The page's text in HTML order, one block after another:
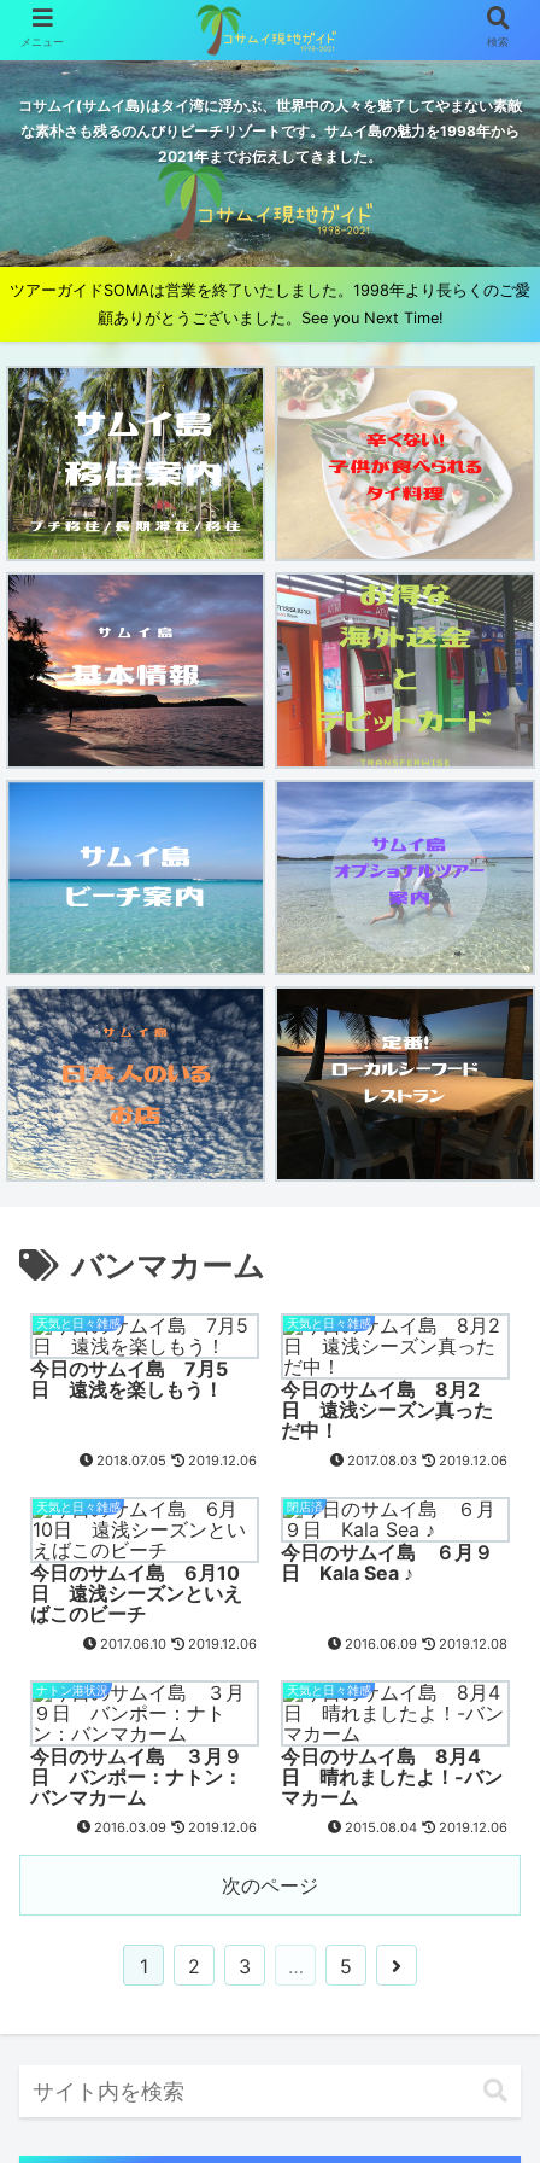
コサムイ(サムイ島)はタイ湾に浮かぶ、世界中の人々を魅了してやまない素敵
な素朴さも残るのんびりビーチリゾートです。サムイ島の魅力を1998年から
2021年までお伝えしてきました。
ツアーガイドSOMAは営業を終了いたしました。1998年より長らくのご愛
顧ありがとうございました。See you Next Time!
バンマカーム
天気と日々雑感
今日のサムイ島 7月5
日 遠浅を楽しもう！
2018.07.05 2019.12.06
天気と日々雑感
今日のサムイ島 8月2
日 遠浅シーズン真った
だ中！
2017.08.03 2019.12.06
天気と日々雑感
今日のサムイ島 6月10
日 遠浅シーズンといえ
ばこのビーチ
2017.06.10 2019.12.06
閉店済
今日のサムイ島 ６月９
日 Kala Sea ♪
2016.06.09 2019.12.08
ナトン港状況
今日のサムイ島 ３月９
日 バンポー：ナトン：
バンマカーム
2016.03.09 2019.12.06
天気と日々雑感
今日のサムイ島 8月4
日 晴れましたよ！-バン
マカーム
2015.08.04 2019.12.06
次のページ
1 2 3 … 5
メニュー 検索